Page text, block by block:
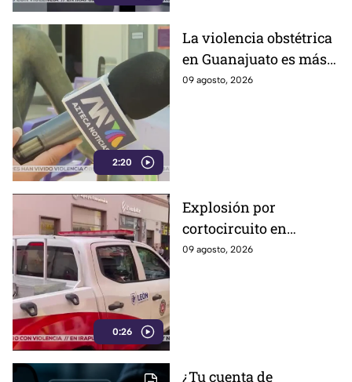
2:20
La violencia obstétrica
en Guanajuato es más
común de lo que cree y
09 agosto, 2026
0:26
Explosión por
cortocircuito en
registro subterráneo
09 agosto, 2026
¿Tu cuenta de